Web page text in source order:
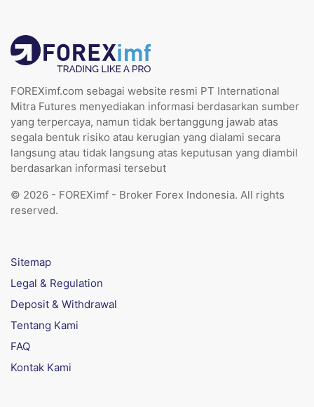
FOREXimf.com sebagai website resmi PT International
Mitra Futures menyediakan informasi berdasarkan sumber
yang terpercaya, namun tidak bertanggung jawab atas
segala bentuk risiko atau kerugian yang dialami secara
langsung atau tidak langsung atas keputusan yang diambil
berdasarkan informasi tersebut
© 2026 - FOREXimf - Broker Forex Indonesia. All rights
reserved.
Sitemap
Legal & Regulation
Deposit & Withdrawal
Tentang Kami
FAQ
Kontak Kami